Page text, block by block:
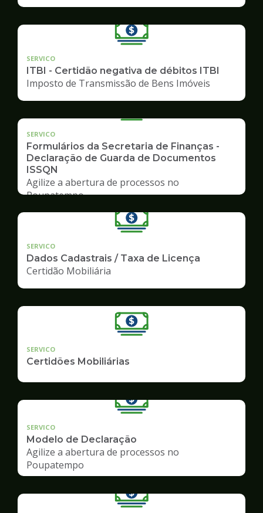
SERVICO
ITBI - Certidão negativa de débitos ITBI
Imposto de Transmissão de Bens Imóveis
SERVICO
Formulários da Secretaria de Finanças -
Declaração de Guarda de Documentos
ISSQN
Agilize a abertura de processos no
Poupatempo
SERVICO
Dados Cadastrais / Taxa de Licença
Certidão Mobiliária
SERVICO
Certidões Mobiliárias
SERVICO
Modelo de Declaração
Agilize a abertura de processos no
Poupatempo